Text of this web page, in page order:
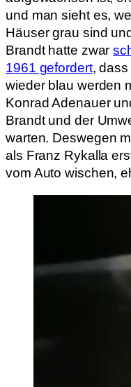
und man sieht es,
Häuser grau sind
Brandt hatte zwar
1961 gefordert, dass
wieder blau werden
Konrad Adenauer
Brandt und der
warten. Deswegen
als Franz Rykalla
vom Auto wischen,